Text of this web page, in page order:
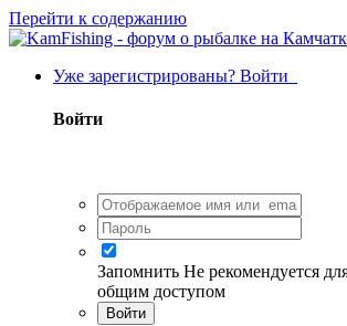
Перейти к содержанию
Уже зарегистрированы? Войти
Войти
Запомнить Не рекомендуется
общим доступом
Войти